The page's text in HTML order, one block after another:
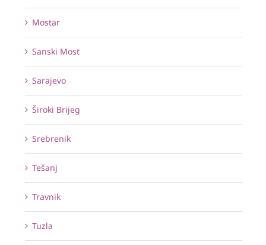
Mostar
Sanski Most
Sarajevo
Široki Brijeg
Srebrenik
Tešanj
Travnik
Tuzla